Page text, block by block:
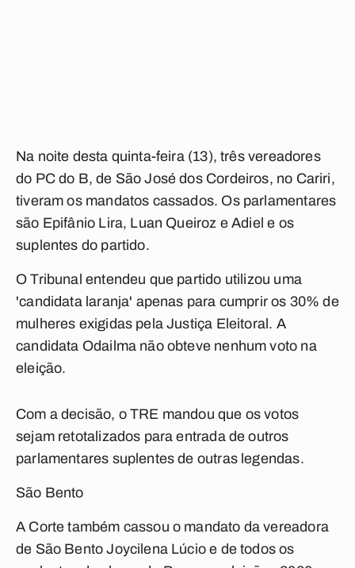
Na noite desta quinta-feira (13), três vereadores
do PC do B, de São José dos Cordeiros, no Cariri,
tiveram os mandatos cassados. Os parlamentares
são Epifânio Lira, Luan Queiroz e Adiel e os
suplentes do partido.
O Tribunal entendeu que partido utilizou uma
'candidata laranja' apenas para cumprir os 30% de
mulheres exigidas pela Justiça Eleitoral. A
candidata Odailma não obteve nenhum voto na
eleição.
Com a decisão, o TRE mandou que os votos
sejam retotalizados para entrada de outros
parlamentares suplentes de outras legendas.
São Bento
A Corte também cassou o mandato da vereadora
de São Bento Joycilena Lúcio e de todos os